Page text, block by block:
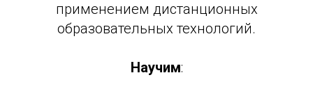
применением дистанционных
образовательных технологий.
Научим: